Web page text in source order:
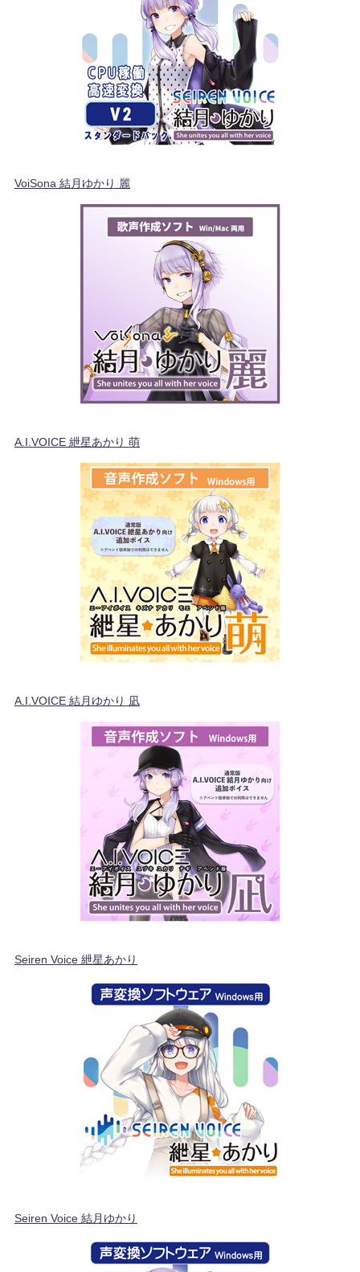
VoiSona 結月ゆかり 麗
A.I.VOICE 紲星あかり 萌
A.I.VOICE 結月ゆかり 凪
Seiren Voice 紲星あかり
Seiren Voice 結月ゆかり